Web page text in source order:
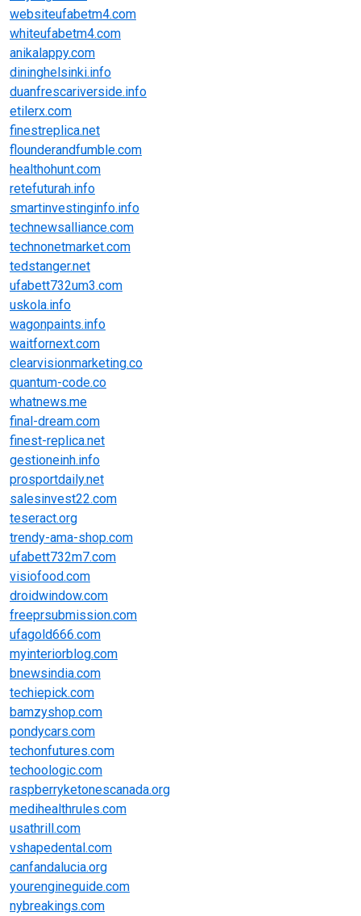
websiteufabetm4.com
whiteufabetm4.com
anikalappy.com
dininghelsinki.info
duanfrescariverside.info
etilerx.com
finestreplica.net
flounderandfumble.com
healthohunt.com
retefuturah.info
smartinvestinginfo.info
technewsalliance.com
technonetmarket.com
tedstanger.net
ufabett732um3.com
uskola.info
wagonpaints.info
waitfornext.com
clearvisionmarketing.co
quantum-code.co
whatnews.me
final-dream.com
finest-replica.net
gestioneinh.info
prosportdaily.net
salesinvest22.com
teseract.org
trendy-ama-shop.com
ufabett732m7.com
visiofood.com
droidwindow.com
freeprsubmission.com
ufagold666.com
myinteriorblog.com
bnewsindia.com
techiepick.com
bamzyshop.com
pondycars.com
techonfutures.com
techoologic.com
raspberryketonescanada.org
medihealthrules.com
usathrill.com
vshapedental.com
canfandalucia.org
yourengineguide.com
nybreakings.com